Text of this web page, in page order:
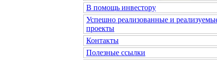
В помощь инвестору
Успешно реализованные и
проекты
Контакты
Полезные ссылки